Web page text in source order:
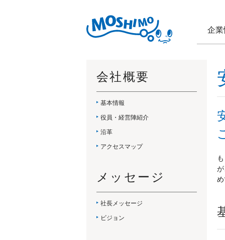
企業
め
会社概要
基本情報
役員・経営陣紹介
沿革
アクセスマップ
メッセージ
社長メッセージ
ビジョン